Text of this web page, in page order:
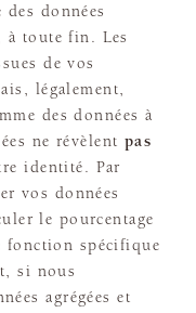
des données
à toute fin. Les
de vos
légalement,
des données à
ne révèlent pas
identité. Par
vos données
le pourcentage
fonction spécifique
si nous
agrégées et